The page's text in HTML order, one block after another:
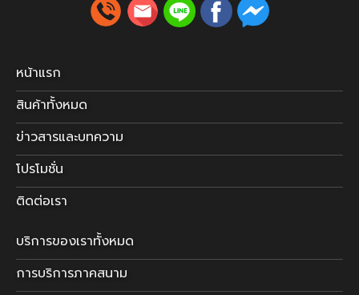
หน้าแรก
สินค้าทั้งหมด
ข่าวสารและบทความ
โปรโมชั่น
ติดต่อเรา
บริการของเราทั้งหมด
การบริการภาคสนาม